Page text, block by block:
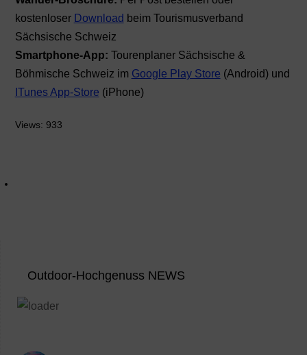
kostenloser Download beim Tourismusverband
Sächsische Schweiz
Smartphone-App: Tourenplaner Sächsische &
Böhmische Schweiz im Google Play Store (Android) und
ITunes App-Store (iPhone)
Views: 933
Outdoor-Hochgenuss NEWS